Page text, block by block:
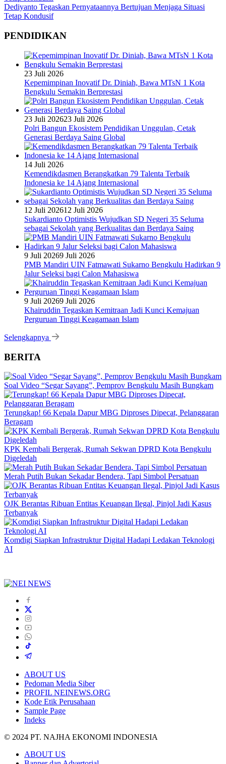
Dediyanto Tegaskan Pernyataannya Bertujuan Menjaga Situasi
Tetap Kondusif
PENDIDIKAN
23 Juli 2026
Kepemimpinan Inovatif Dr. Diniah, Bawa MTsN 1 Kota
Bengkulu Semakin Berprestasi
23 Juli 202623 Juli 2026
Polri Bangun Ekosistem Pendidikan Unggulan, Cetak
Generasi Berdaya Saing Global
14 Juli 2026
Kemendikdasmen Berangkatkan 79 Talenta Terbaik
Indonesia ke 14 Ajang Internasional
12 Juli 202612 Juli 2026
Sukardianto Optimistis Wujudkan SD Negeri 35 Seluma
sebagai Sekolah yang Berkualitas dan Berdaya Saing
9 Juli 20269 Juli 2026
PMB Mandiri UIN Fatmawati Sukarno Bengkulu Hadirkan 9
Jalur Seleksi bagi Calon Mahasiswa
9 Juli 20269 Juli 2026
Khairuddin Tegaskan Kemitraan Jadi Kunci Kemajuan
Perguruan Tinggi Keagamaan Islam
Selengkapnya
BERITA
Soal Video “Segar Sayang”, Pemprov Bengkulu Masih Bungkam
Terungkap! 66 Kepala Dapur MBG Diproses Dipecat, Pelanggaran
Beragam
KPK Kembali Bergerak, Rumah Sekwan DPRD Kota Bengkulu
Digeledah
Merah Putih Bukan Sekadar Bendera, Tapi Simbol Persatuan
OJK Berantas Ribuan Entitas Keuangan Ilegal, Pinjol Jadi Kasus
Terbanyak
Komdigi Siapkan Infrastruktur Digital Hadapi Ledakan Teknologi
AI
ABOUT US
Pedoman Media Siber
PROFIL NEINEWS.ORG
Kode Etik Perusahaan
Sample Page
Indeks
© 2024 PT. NAJHA EKONOMI INDONESIA
ABOUT US